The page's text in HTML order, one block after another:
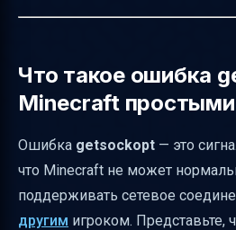
Безопасность при
Чек-лист для
Когда обращаться в
Итог — getsockopt не
Вопрос к вам, читатели!
Что такое ошибка
Minecraft
Ошибка getsockopt — это
что Minecraft не может
поддерживать сетевое
другим игроком. Представьте,